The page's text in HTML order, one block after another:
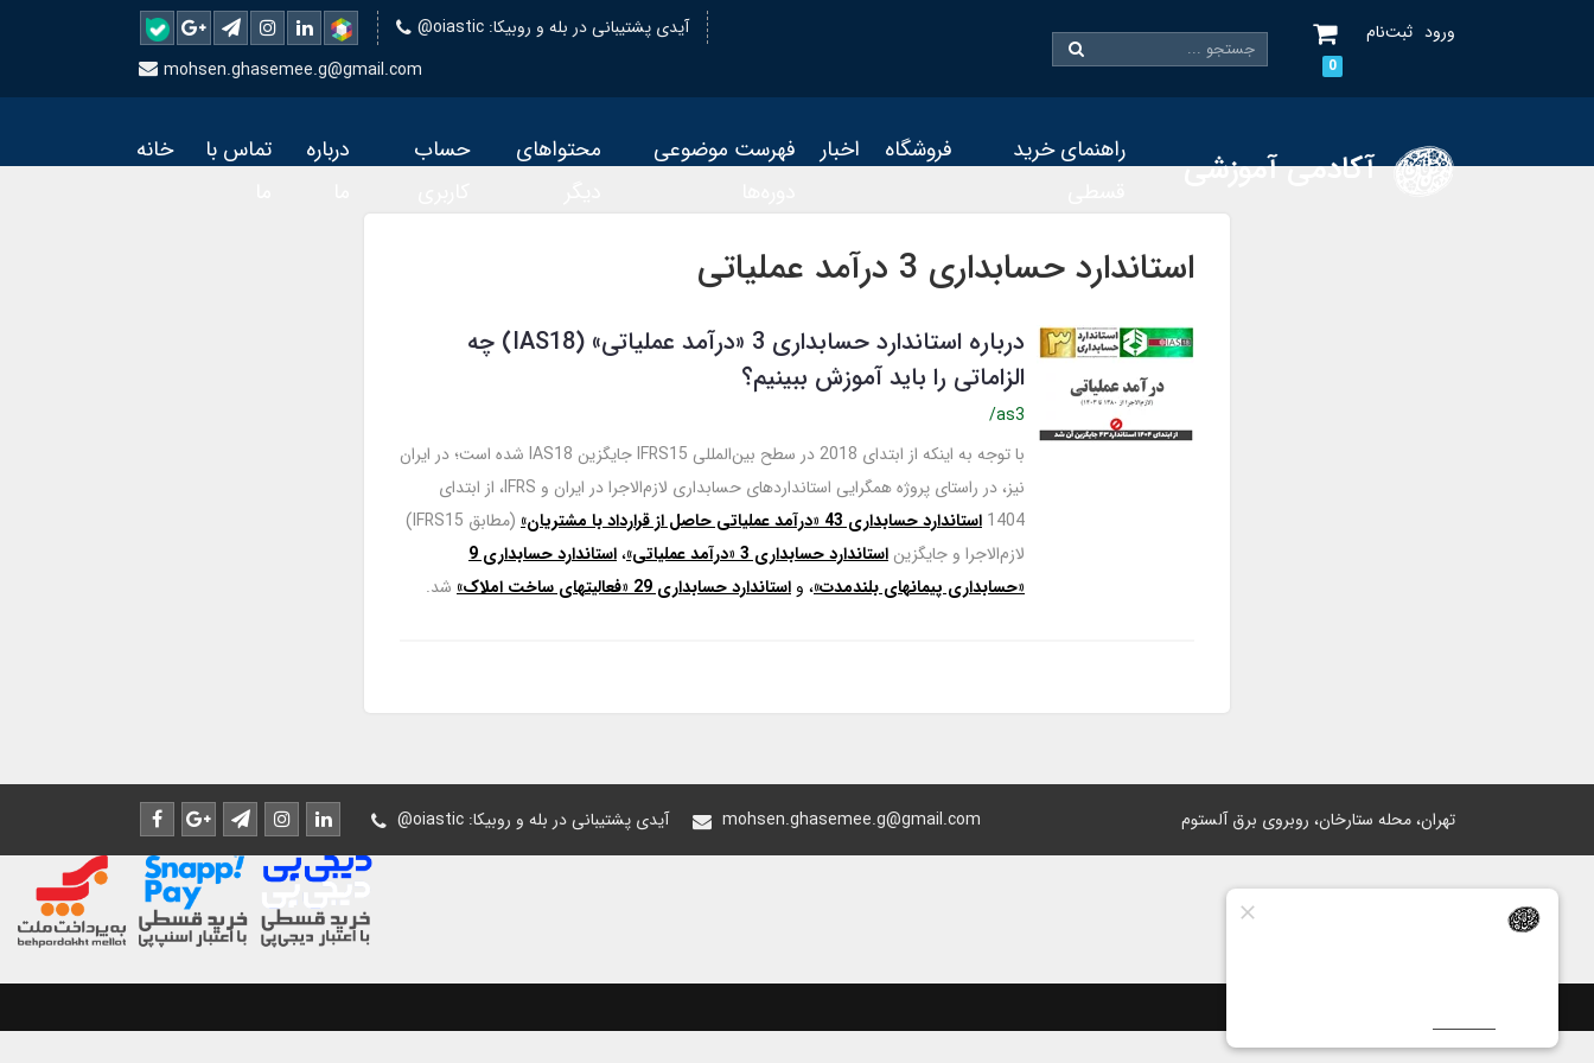
ورود ثبت‌نام
0
@oiastic :آیدی پشتیبانی در بله و روبیکا
mohsen.ghasemee.g@gmail.com
آکادمی آموزشی
راهنمای خرید
فروشگاه اخبار
فهرست موضوعی
محتواهای
حساب
درباره
تماس با
خانه
استاندارد حسابداری 3 درآمد عملیاتی
درباره استاندارد حسابداری 3 «درآمد عملیاتی» (IAS18) چه
الزاماتی را باید آموزش ببینیم؟
/as3
با توجه به اینکه از ابتدای 2018 در سطح بین‌المللی IFRS15 جایگزین IAS18 شده است؛ در ایران
نیز، در راستای پروژه همگرایی استانداردهای حسابداری لازم‌الاجرا در ایران و IFRS، از ابتدای
1404 استاندارد حسابداری 43 «درآمد عملیاتی حاصل از قرارداد با مشتریان»
(مطابق IFRS15)
لازم‌الاجرا و جایگزین استاندارد حسابداری 3 «درآمد عملیاتی» ،
استاندارد حسابداری 9
«حسابداری پیمانهای بلندمدت»، و استاندارد حسابداری 29 «فعالیتهای ساخت املاک» شد.
تهران، محله ستارخان، روبروی برق آلستوم @oiastic :آیدی پشتیبانی در بله و روبیکا mohsen.ghasemee.g@gmail.com